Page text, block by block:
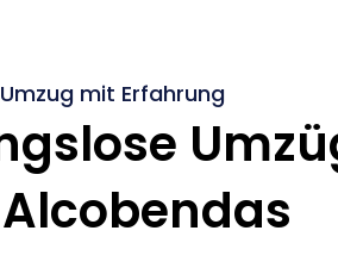
mit Erfahrung